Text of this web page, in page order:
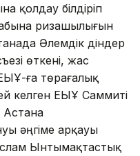
қолдау білдіріп
ризашылығын
Әлемдік діндер
өткені, жас
ға төрағалық
келген ЕҚЫҰ Саммиті
әңгіме арқауы
Ынтымақтастық